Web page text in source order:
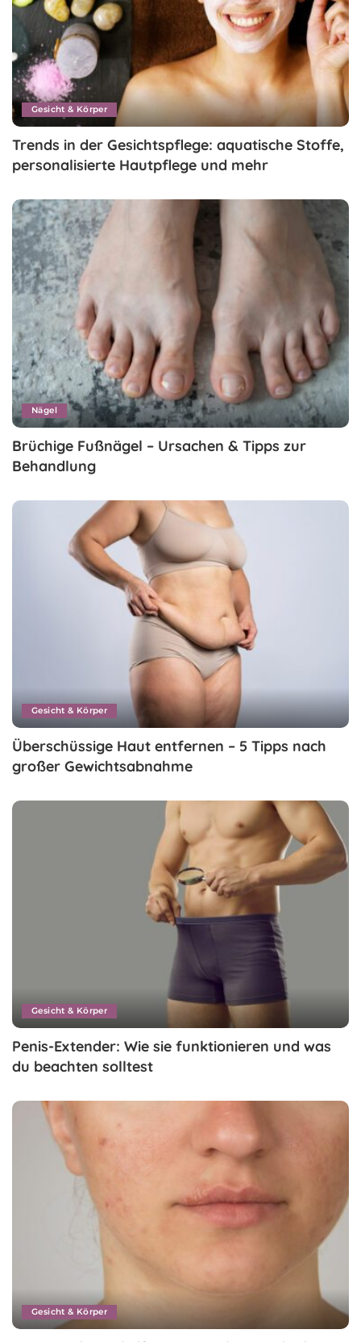
Gesicht & Körper
Trends in der Gesichtspflege: aquatische Stoffe,
personalisierte Hautpflege und mehr
Nägel
Brüchige Fußnägel – Ursachen & Tipps zur
Behandlung
Gesicht & Körper
Überschüssige Haut entfernen – 5 Tipps nach
großer Gewichtsabnahme
Gesicht & Körper
Penis-Extender: Wie sie funktionieren und was
du beachten solltest
Gesicht & Körper